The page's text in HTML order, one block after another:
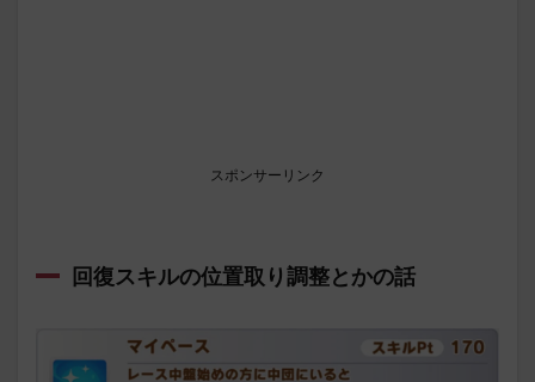
スポンサーリンク
回復スキルの位置取り調整とかの話